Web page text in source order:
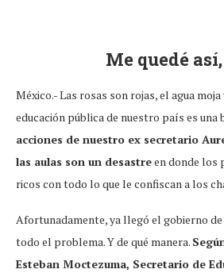
Me quedé
México.- Las rosas son rojas, el agua
educación pública de nuestro país es una
acciones de nuestro ex secretario
las aulas son un desastreen donde los
ricos con todo lo que le confiscan a los
Afortunadamente, ya llegó el gobierno
todo el problema. Y de qué manera.
Esteban Moctezuma, Secretario de